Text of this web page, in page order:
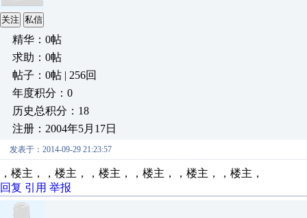
关注 私信
精华：0帖
求助：0帖
帖子：0帖 | 256回
年度积分：0
历史总积分：18
注册：2004年5月17日
发表于：2014-09-29 21:23:57
，楼主，，楼主，，楼主，，楼主，，楼主，，楼主，
回复 引用 举报